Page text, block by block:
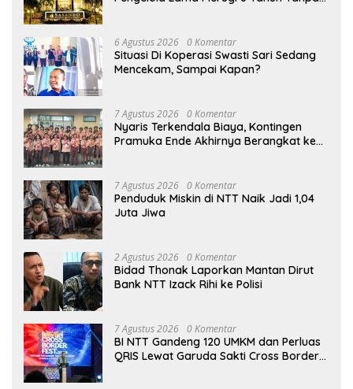
6 Agustus 2026 0 Komentar
Situasi Di Koperasi Swasti Sari Sedang
Mencekam, Sampai Kapan?
7 Agustus 2026 0 Komentar
Nyaris Terkendala Biaya, Kontingen
Pramuka Ende Akhirnya Berangkat ke
7 Agustus 2026 0 Komentar
Penduduk Miskin di NTT Naik Jadi 1,04
Juta Jiwa
2 Agustus 2026 0 Komentar
Bidad Thonak Laporkan Mantan Dirut
Bank NTT Izack Rihi ke Polisi
7 Agustus 2026 0 Komentar
BI NTT Gandeng 120 UMKM dan Perluas
QRIS Lewat Garuda Sakti Cross Border